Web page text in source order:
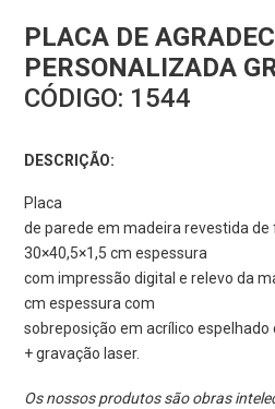
PLACA DE
PERSONALIZADA
CÓDIGO: 1544
DESCRIÇÃO:
Placa
de parede em madeira revestida
30×40,5×1,5 cm espessura
com impressão digital e relevo da
cm espessura com
sobreposição em acrílico
+ gravação laser.
Os nossos produtos são obras